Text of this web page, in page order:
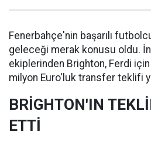
Fenerbahçe'nin başarılı
geleceği merak konusu oldu.
ekiplerinden Brighton, Ferdi
milyon Euro'luk transfer teklifi
BRİGHTON'IN
ETTİ